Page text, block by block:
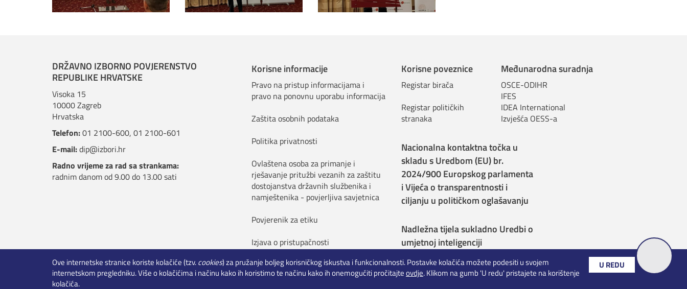
Ove internetske stranice koriste kolačiće (tzv.cookies) za pružanje boljeg korisničkog iskustva i funkcionalnosti. Postavke kolačića možete podesiti u svojem
internetskom pregledniku. Više o kolačićima i načinu kako ih koristimo te načinu kako ih onemogućiti pročitajteovdje. Klikom na gumb 'U redu' pristajete na korištenje
kolačića.
U REDU
DRŽAVNO IZBORNO POVJERENSTVO
REPUBLIKE HRVATSKE
Visoka 15
10000 Zagreb
Hrvatska
Telefon:01 2100-600, 01 2100-601
E-mail:dip@izbori.hr
Radno vrijeme za rad sa strankama:
radnim danom od 9.00 do 13.00 sati
Korisne informacije
Pravo na pristup informacijama i
pravo na ponovnu uporabu informacija
Zaštita osobnih podataka
Politika privatnosti
Ovlaštena osoba za primanje i
rješavanje pritužbi vezanih za zaštitu
dostojanstva državnih službenika i
namještenika - povjerljiva savjetnica
Povjerenik za etiku
Izjava o pristupačnosti
Korisne poveznice
Registar birača
Registar političkih
stranaka
Međunarodna suradnja
OSCE-ODIHR
IFES
IDEA International
Izvješća OESS-a
Nacionalna kontaktna točka u
skladu s Uredbom (EU) br.
2024/900 Europskog parlamenta
i Vijeća o transparentnosti i
ciljanju u političkom oglašavanju
Nadležna tijela sukladno Uredbi o
umjetnoj inteligenciji
Rezultati izbora - otvoreni podaci